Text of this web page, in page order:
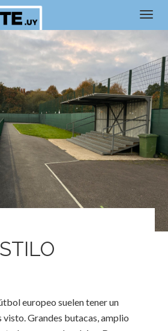
europeo suelen tener un
visto. Grandes butacas, amplio